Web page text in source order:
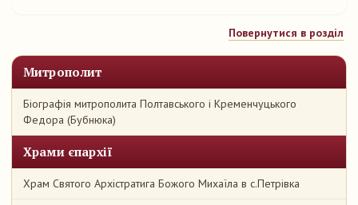
Митрополит
Біографія митрополита Полтавського і Кременчуцького
Федора (Бубнюка)
Храми єпархії
Храм Святого Архістратига Божого Михаїла в с.Петрівка
Повернутися в розділ